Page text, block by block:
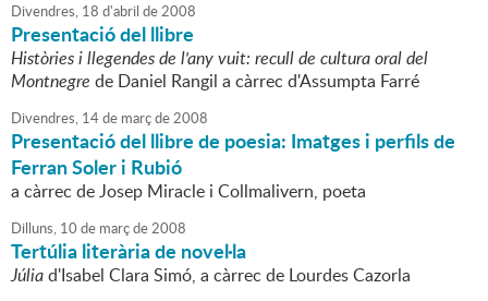
Divendres, 18 d'abril de2008
Presentació del llibre
Històries i llegendes de l'any vuit: recull de cultura oral del
Montnegre de Daniel Rangil a càrrec d'Assumpta Farré
Divendres, 14de marçde2008
Presentació del llibre de poesia: Imatges i perfils de
Ferran Soler i Rubió
a càrrec de Josep Miracle i Collmalivern, poeta
Dilluns, 10 de marçde2008
Tertúlia literària de novel·la
Júliad'Isabel Clara Simó, a càrrec de Lourdes Cazorla